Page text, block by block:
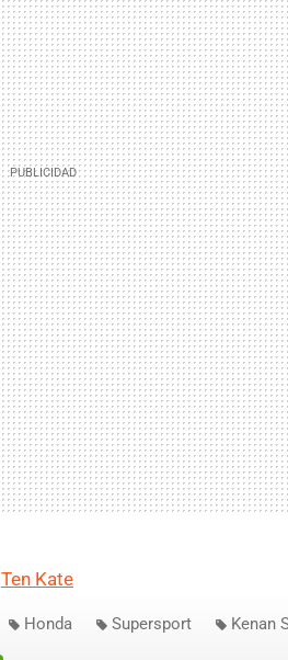
Ten Kate
Honda Supersport Kenan